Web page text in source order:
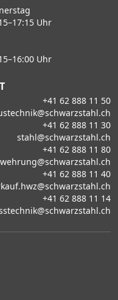
Uhr
Uhr
+41 62 888 11 50
+41 62 888 11 30
stahl@schwarzstahl.ch
+41 62 888 11 80
+41 62 888 11 40
+41 62 888 11 14